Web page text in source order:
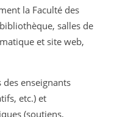
la Faculté des
salles de
et site web,
des enseignants
etc.) et
(soutiens,